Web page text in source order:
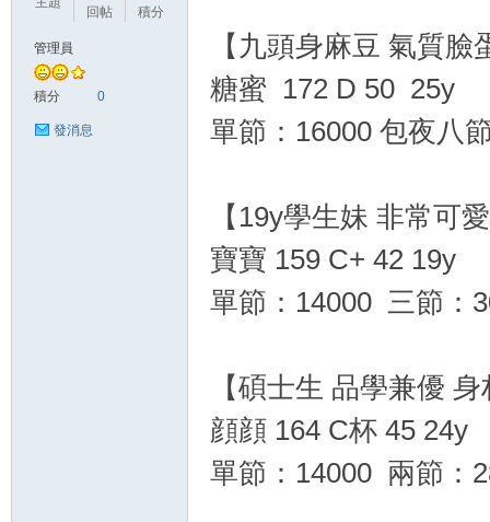
回帖
積分
管理員
積分 0
發消息
【九頭身麻豆 氣質臉
糖蜜 172 D 50 25y
單節：16000 包夜八
【19y學生妹 非常可
寶寶 159 C+ 42 19y
單節：14000 三節：
【碩士生 品學兼優
顔顔 164 C杯 45 24y
單節：14000 兩節：